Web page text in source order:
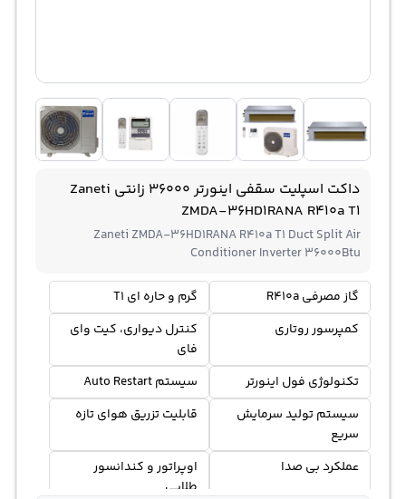
داکت اسپلیت سقفی اینورتر 36000 زانتی Zaneti
ZMDA-36HD1RANA R410a T1
Zaneti ZMDA-36HD1RANA R410a T1 Duct Split Air
Conditioner Inverter 36000Btu
گاز مصرفی R410a
گرم و حاره ای T1
کمپرسور روتاری
کنترل دیواری، کیت وای
فای
تکنولوژی فول اینورتر
سیستم Auto Restart
سیستم تولید سرمایش
سریع
قابلیت تزریق هوای تازه
عملکرد بی صدا
اوپراتور و کندانسور
طلایی